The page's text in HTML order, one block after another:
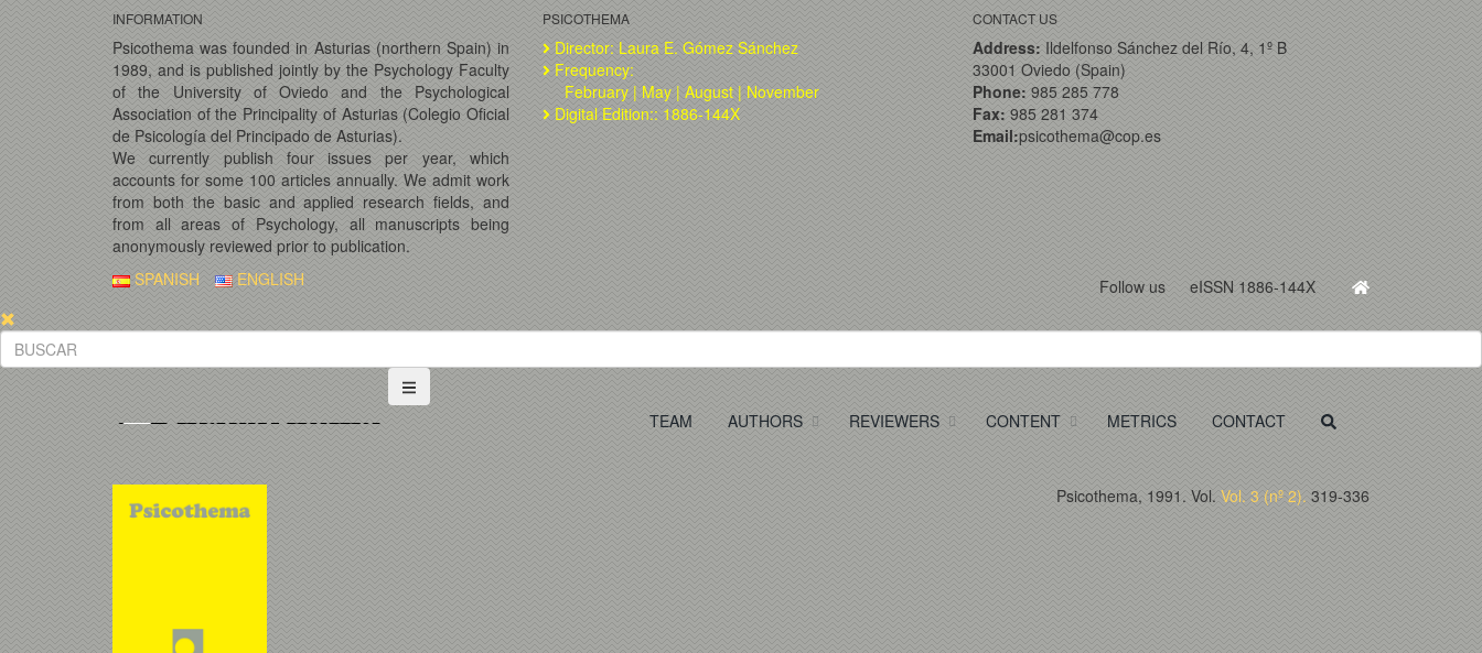
INFORMATION
Psicothema was founded in Asturias (northern Spain) in
1989, and is published jointly by the Psychology Faculty
of the University of Oviedo and the Psychological
Association of the Principality of Asturias (Colegio Oficial
de Psicología del Principado de Asturias).
We currently publish four issues per year, which
accounts for some 100 articles annually. We admit work
from both the basic and applied research fields, and
from all areas of Psychology, all manuscripts being
anonymously reviewed prior to publication.
PSICOTHEMA
Director: Laura E. Gómez Sánchez
Frequency:
February | May | August | November
Digital Edition:: 1886-144X
CONTACT US
Address: Ildelfonso Sánchez del Río, 4, 1º B
33001 Oviedo (Spain)
Phone: 985 285 778
Fax: 985 281 374
Email:psicothema@cop.es
Follow us eISSN 1886-144X
SPANISH ENGLISH
TEAM AUTHORS REVIEWERS CONTENT METRICS CONTACT
Psicothema, 1991. Vol. Vol. 3 (nº 2). 319-336